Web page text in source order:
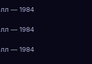
— 1984
— 1984
— 1984